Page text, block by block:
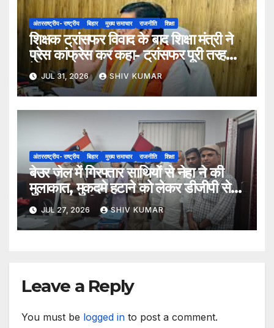
अंतरराष्ट्रीय- राष्ट्रीय बिहार मुख्य समाचार राजनीति शिक्षा
शिक्षक ट्रांसफर विवाद के बाद शिक्षा मंत्री ने
प्रेस कांफ्रेस कर कहा- ट्रांसफर पूरी तरह
ऐच्छिक
JUL 31, 2026 SHIV KUMAR
अंतरराष्ट्रीय- राष्ट्रीय बिहार मुख्य समाचार राजनीति शिक्षा
बेउर जेल में गिरफ्तार साथियों से नेहा ने की
मुलाकात, मुकदमे हटाने को लेकर डीजीपी से
मिला प्रतिनिधिमंडल
JUL 27, 2026 SHIV KUMAR
Leave a Reply
You must be logged in to post a comment.